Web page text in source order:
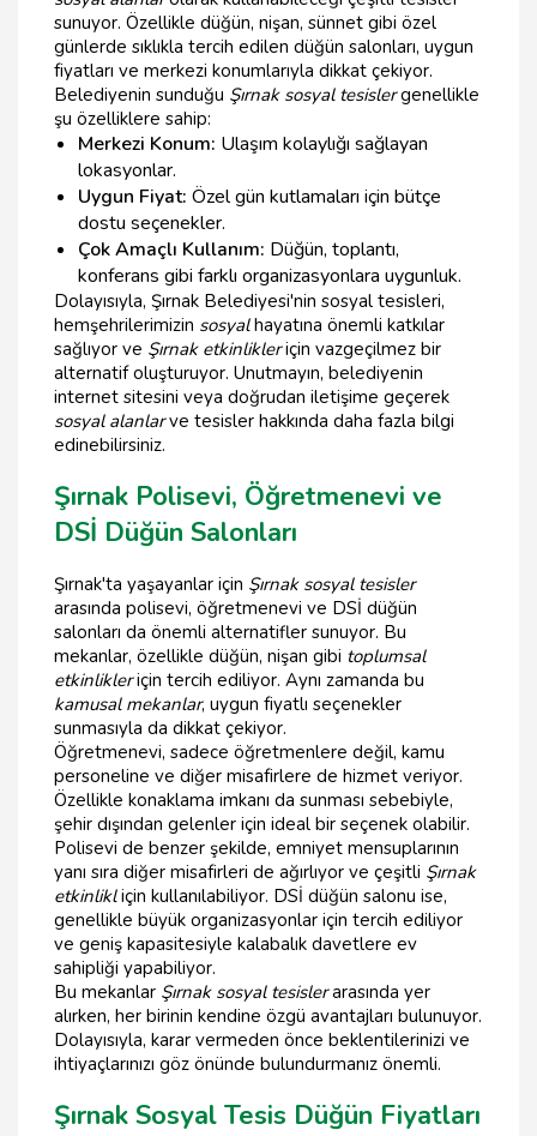
sunuyor. Özellikle düğün, nişan, sünnet gibi özel
günlerde sıklıkla tercih edilen düğün salonları, uygun
fiyatları ve merkezi konumlarıyla dikkat çekiyor.
Belediyenin sunduğu Şırnak sosyal tesislergenellikle
şu özelliklere sahip:
Merkezi Konum: Ulaşım kolaylığı sağlayan
lokasyonlar.
Uygun Fiyat: Özel gün kutlamaları için bütçe
dostu seçenekler.
Çok Amaçlı Kullanım: Düğün, toplantı,
konferans gibi farklı organizasyonlara uygunluk.
Dolayısıyla, Şırnak Belediyesi'nin sosyal tesisleri,
hemşehrilerimizin sosyalhayatına önemli katkılar
sağlıyor ve Şırnak etkinlikleriçin vazgeçilmez bir
alternatif oluşturuyor. Unutmayın, belediyenin
internet sitesini veya doğrudan iletişime geçerek
sosyal alanlarve tesisler hakkında daha fazla bilgi
edinebilirsiniz.
Şırnak Polisevi, Öğretmenevi ve
DSİ Düğün Salonları
Şırnak'ta yaşayanlar için Şırnak sosyal tesisler
arasında polisevi, öğretmenevi ve DSİ düğün
salonları da önemli alternatifler sunuyor. Bu
mekanlar, özellikle düğün, nişan gibi toplumsal
etkinlikleriçin tercih ediliyor. Aynı zamanda bu
kamusal mekanlar, uygun fiyatlı seçenekler
sunmasıyla da dikkat çekiyor.
Öğretmenevi, sadece öğretmenlere değil, kamu
personeline ve diğer misafirlere de hizmet veriyor.
Özellikle konaklama imkanı da sunması sebebiyle,
şehir dışından gelenler için ideal bir seçenek olabilir.
Polisevi de benzer şekilde, emniyet mensuplarının
yanı sıra diğer misafirleri de ağırlıyor ve çeşitli Şırnak
etkinlikliçin kullanılabiliyor. DSİ düğün salonu ise,
genellikle büyük organizasyonlar için tercih ediliyor
ve geniş kapasitesiyle kalabalık davetlere ev
sahipliği yapabiliyor.
Bu mekanlar Şırnak sosyal tesislerarasında yer
alırken, her birinin kendine özgü avantajları bulunuyor.
Dolayısıyla, karar vermeden önce beklentilerinizi ve
ihtiyaçlarınızı göz önünde bulundurmanız önemli.
Şırnak Sosyal Tesis Düğün Fiyatları